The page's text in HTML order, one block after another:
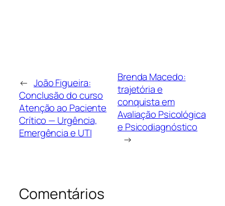
← João Figueira:
Conclusão do curso
Atenção ao Paciente
Crítico — Urgência,
Emergência e UTI
Brenda Macedo:
trajetória e
conquista em
Avaliação Psicológica
e Psicodiagnóstico
→
Comentários